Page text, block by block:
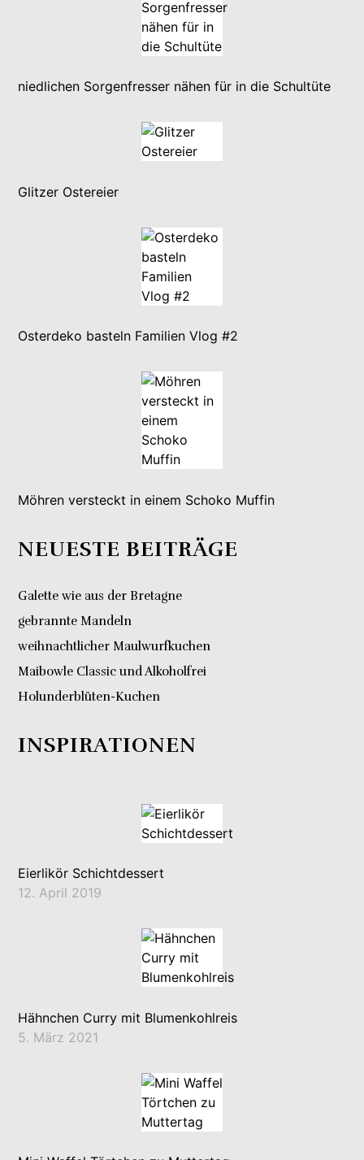
niedlichen Sorgenfresser nähen für in die Schultüte
Glitzer Ostereier
Osterdeko basteln Familien Vlog #2
Möhren versteckt in einem Schoko Muffin
NEUESTE BEITRÄGE
Galette wie aus der Bretagne
gebrannte Mandeln
weihnachtlicher Maulwurfkuchen
Maibowle Classic und Alkoholfrei
Holunderblüten-Kuchen
INSPIRATIONEN
Eierlikör Schichtdessert
12. April 2019
Hähnchen Curry mit Blumenkohlreis
5. März 2021